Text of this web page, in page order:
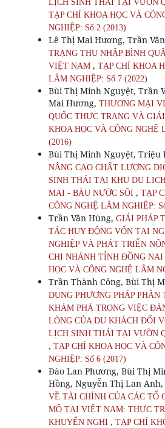
LỊCH SINH THÁI TẠI VƯỜN
TẠP CHÍ KHOA HỌC VÀ
NGHIỆP: Số 2 (2013)
Lê Thị Mai Hương, Trần
TRẠNG THU NHẬP BÌNH
VIỆT NAM , TẠP CHÍ KHOA
LÂM NGHIỆP: Số 7 (2022)
Bùi Thị Minh Nguyệt, Trần
Mai Hương, THƯƠNG MẠI
QUỐC THỰC TRẠNG VÀ
KHOA HỌC VÀ CÔNG NGHỆ
(2016)
Bùi Thị Minh Nguyệt, Triệu
NÂNG CAO CHẤT LƯỢNG
SINH THÁI TẠI KHU DU
MAI - BÀU NƯỚC SÔI , TẠP
CÔNG NGHỆ LÂM NGHIỆP:
Trần Văn Hùng, GIẢI PHÁP
TÁC HUY ĐỘNG VỐN TẠI
NGHIỆP VÀ PHÁT TRIỂN
CHI NHÁNH TỈNH ĐỒNG NAI
HỌC VÀ CÔNG NGHỆ LÂM
Trần Thành Công, Bùi Thị
DỤNG PHƯƠNG PHÁP PHÂN
KHÁM PHÁ TRONG VIỆC
LÒNG CỦA DU KHÁCH ĐỐI
LỊCH SINH THÁI TẠI VƯỜN
, TẠP CHÍ KHOA HỌC VÀ
NGHIỆP: Số 6 (2017)
Đào Lan Phương, Bùi Thị
Hồng, Nguyễn Thị Lan Anh,
VỀ TÀI CHÍNH CỦA CÁC TỔ
MÔ TẠI VIỆT NAM: THỰC
KHUYẾN NGHỊ , TẠP CHÍ